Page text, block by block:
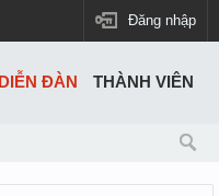
Đăng nhập
DIỄN ĐÀN THÀNH VIÊN